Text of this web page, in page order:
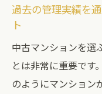
過去の管理実績を
ト
中古マンションを選
とは非常に重要です
のようにマンション